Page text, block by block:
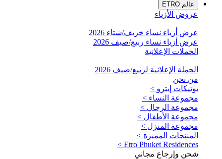
عالم ETRO
عروض الأزياء
عرض أزياء نساء خريف/شتاء 2026
عرض أزياء نساء ربيع/صيف 2026
الحملات الإعلانية
الحملة الإعلانية لربيع/صيف 2026
من نحن
بوتيكات إيترو >
مجموعة النساء >
مجموعة الرجال >
مجموعة الأطفال >
مجموعة المنزل >
المنتجات المميزة >
Etro Phuket Residences >
شحن وإرجاع مجاني